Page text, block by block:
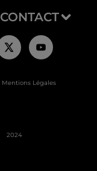
CONTACT
Mentions Légales
2024